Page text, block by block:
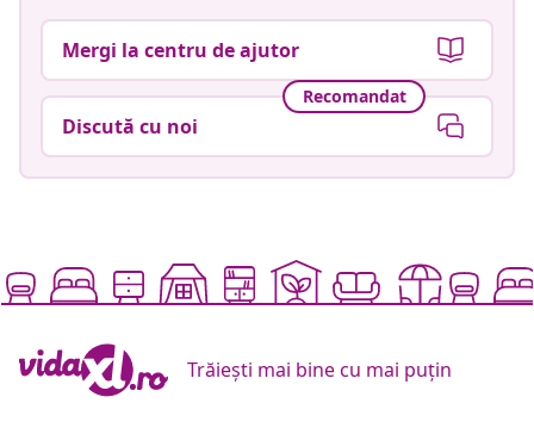
Mergi la centru de ajutor
Recomandat
Discută cu noi
Trăiești mai bine cu mai puțin